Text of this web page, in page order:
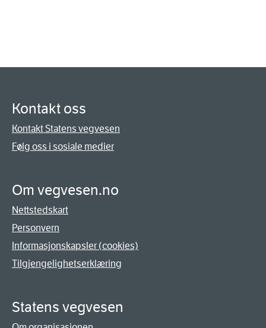
Kontakt oss
Kontakt Statens vegvesen
Følg oss i sosiale medier
Om vegvesen.no
Nettstedskart
Personvern
Informasjonskapsler (cookies)
Tilgjengelighetserklæring
Statens vegvesen